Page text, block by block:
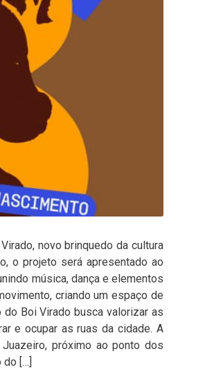
novo brinquedo da cultura
o projeto será apresentado ao
música, dança e elementos
criando um espaço de
do Boi Virado busca valorizar as
e ocupar as ruas da cidade. A
próximo ao ponto dos
[…]